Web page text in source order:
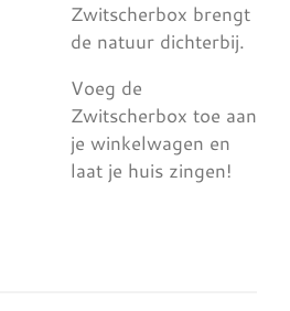
Zwitscherbox brengt
de natuur dichterbij.
Voeg de
Zwitscherbox toe aan
je winkelwagen en
laat je huis zingen!